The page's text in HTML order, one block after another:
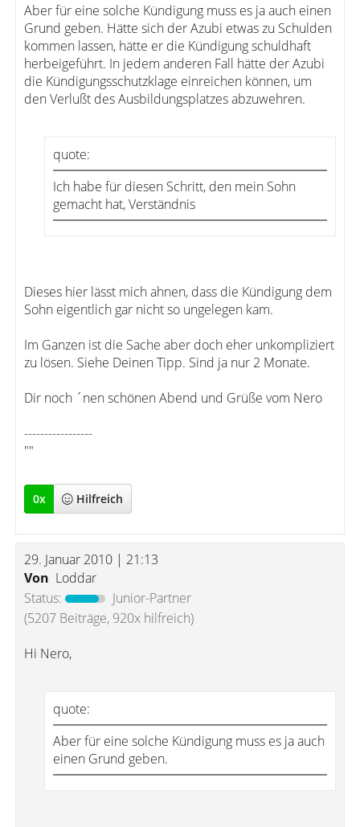
Aber für eine solche Kündigung muss es ja auch einen
Grund geben. Hätte sich der Azubi etwas zu Schulden
kommen lassen, hätte er die Kündigung schuldhaft
herbeigeführt. In jedem anderen Fall hätte der Azubi
die Kündigungsschutzklage einreichen können, um
den Verlußt des Ausbildungsplatzes abzuwehren.
quote:
Ich habe für diesen Schritt, den mein Sohn
gemacht hat, Verständnis
Dieses hier lässt mich ahnen, dass die Kündigung dem
Sohn eigentlich gar nicht so ungelegen kam.
Im Ganzen ist die Sache aber doch eher unkompliziert
zu lösen. Siehe Deinen Tipp. Sind ja nur 2 Monate.
Dir noch ´nen schönen Abend und Grüße vom Nero
-----------------
""
0x Hilfreich
29. Januar 2010 | 21:13
Von Loddar
Status:
Junior-Partner
(5207 Beiträge, 920x hilfreich)
Hi Nero,
quote:
Aber für eine solche Kündigung muss es ja auch
einen Grund geben.